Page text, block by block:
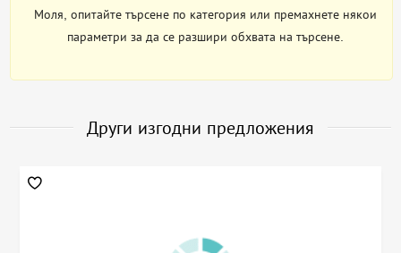
Моля, опитайте търсене по категория или премахнете някои
параметри за да се разшири обхвата на търсене.
Други изгодни предложения